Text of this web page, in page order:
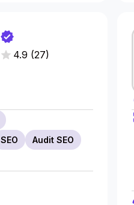
4.9 (27)
SEO
Audit SEO